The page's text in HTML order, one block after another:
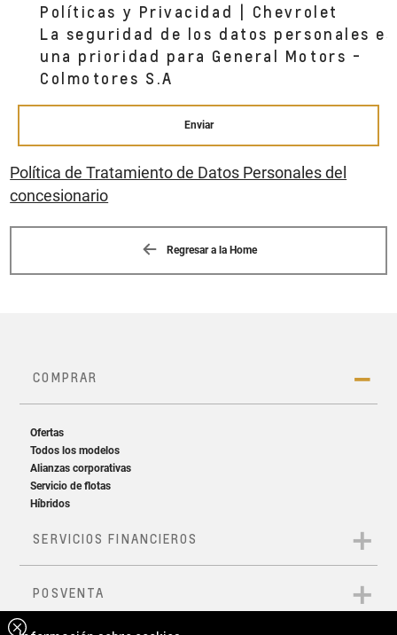
Políticas y Privacidad | Chevrolet
La seguridad de los datos personales es
una prioridad para General Motors -
Colmotores S.A
Enviar
Política de Tratamiento de Datos Personales del
concesionario
Regresar a la Home